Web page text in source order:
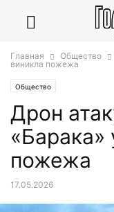
Главная Общество
виникла пожежа
Общество
Дрон
«Барака»
пожежа
17.05.2026